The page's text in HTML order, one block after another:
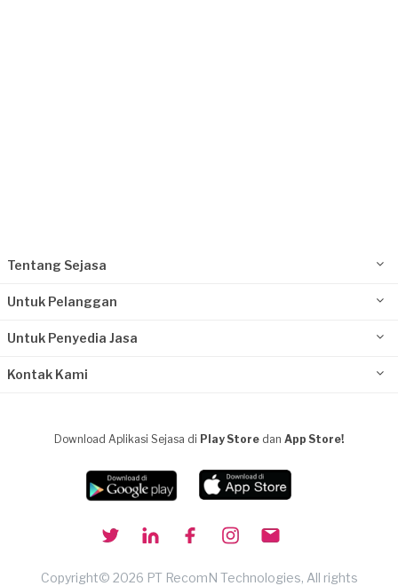
Tentang Sejasa
Untuk Pelanggan
Untuk Penyedia Jasa
Kontak Kami
Download Aplikasi Sejasa di Play Store dan App Store!
Copyright© 2026 PT RecomN Technologies, All rights